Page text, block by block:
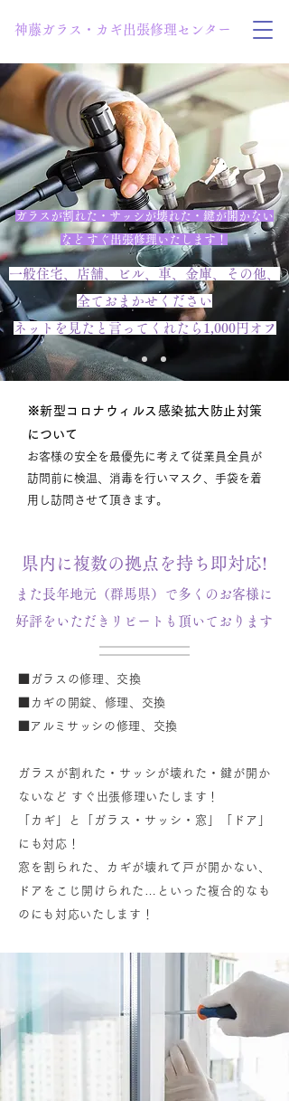
神藤ガラス・カギ出張修理センター
ガラスが割れた・サッシが壊れた・鍵が開かない
など すぐ出張修理いたします！
一般住宅、店舗、ビル、車、金庫、その他、
全ておまかせください
ネットを見たと言ってくれたら1,000円オフ
※新型コロナウィルス感染拡大防止対策
について
お客様の安全を最優先に考えて従業員全員が
訪問前に検温、消毒を行いマスク、手袋を着
用し訪問させて頂きます。
県内に複数の拠点を持ち即対応!
また長年地元（群馬県）で多くのお客様に
好評をいただきリピートも頂いております
■ガラスの修理、交換
■カギの開錠、修理、交換
​■アルミサッシの修理、交換
ガラスが割れた・サッシが壊れた・鍵が開か
ないなど すぐ出張修理いたします！
「カギ」と「ガラス・サッシ・窓」「ドア」
にも対応！
窓を割られた、カギが壊れて戸が開かない、
ドアをこじ開けられた…といった複合的なも
のにも対応いたします！